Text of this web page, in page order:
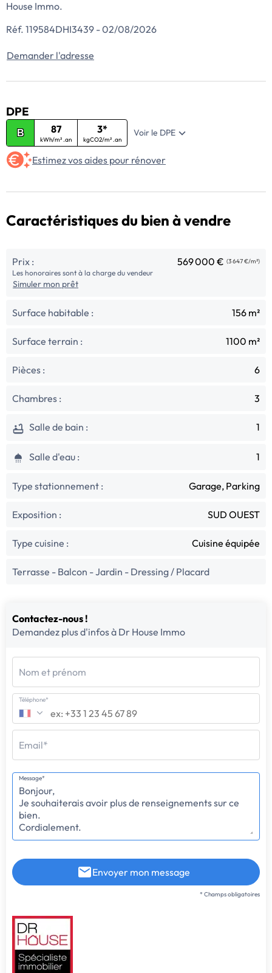
House Immo.
Réf. 119584DHI3439 - 02/08/2026
Demander l'adresse
DPE
B 87
kWh/m² .an
3*
kgCO2/m² .an
Voir le DPE
Estimez vos aides pour rénover
Caractéristiques du bien à vendre
Prix : 569 000 € (3 647 €/m²)
Les honoraires sont à la charge du vendeur
Simuler mon prêt
Surface habitable : 156 m²
Surface terrain : 1100 m²
Pièces : 6
Chambres : 3
Salle de bain : 1
Salle d'eau : 1
Type stationnement : Garage, Parking
Exposition : SUD OUEST
Type cuisine : Cuisine équipée
Terrasse - Balcon - Jardin - Dressing / Placard
Contactez-nous !
Demandez plus d'infos à Dr House Immo
Nom et prénom
Téléphone*
Email*
Message*
Envoyer mon message
* Champs obligatoires